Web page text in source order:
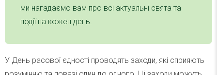
ми нагадаємо вам про всі актуальні свята та
події на кожен день.
У День расової єдності проводять заходи, які сприяють